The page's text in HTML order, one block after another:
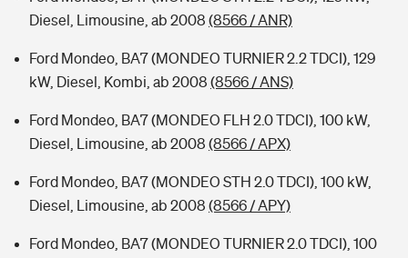
Diesel, Limousine, ab 2008 (8566 / ANR)
Ford Mondeo, BA7 (MONDEO TURNIER 2.2 TDCI), 129
kW, Diesel, Kombi, ab 2008 (8566 / ANS)
Ford Mondeo, BA7 (MONDEO FLH 2.0 TDCI), 100 kW,
Diesel, Limousine, ab 2008 (8566 / APX)
Ford Mondeo, BA7 (MONDEO STH 2.0 TDCI), 100 kW,
Diesel, Limousine, ab 2008 (8566 / APY)
Ford Mondeo, BA7 (MONDEO TURNIER 2.0 TDCI), 100